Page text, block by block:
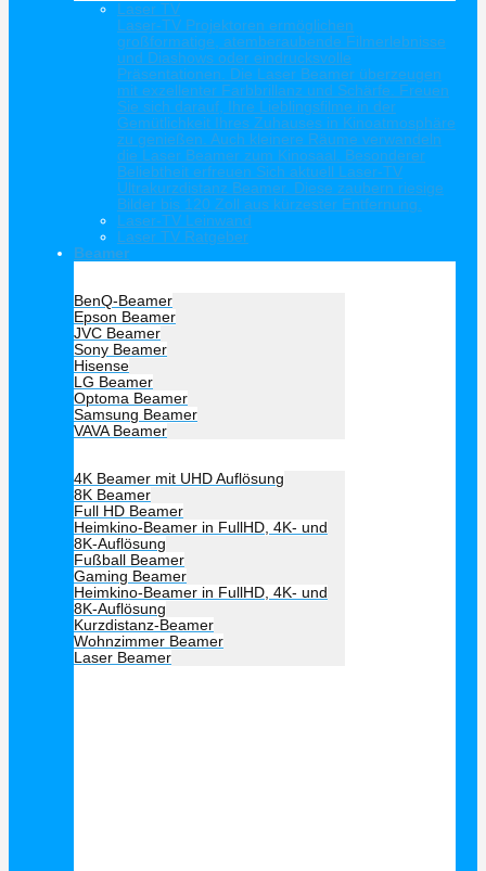
Laser TV
Laser-TV Projektoren ermöglichen
großformatige, atemberaubende Filmerlebnisse
und Diashows oder eindrucksvolle
Präsentationen. Die Laser Beamer überzeugen
mit exzellenter Farbbrillanz und Schärfe. Freuen
Sie sich darauf, Ihre Lieblingsfilme in der
Gemütlichkeit Ihres Zuhauses in Kinoatmosphäre
zu genießen. Auch kleinere Räume verwandeln
die Laser Beamer zum Kinosaal. Besonderer
Beliebtheit erfreuen Sich aktuell Laser-TV
Ultrakurzdistanz Beamer. Diese zaubern riesige
Bilder bis 120 Zoll aus kürzester Entfernung.
Laser-TV Leinwand
Laser TV Ratgeber
Beamer
BenQ-Beamer
Epson Beamer
JVC Beamer
Sony Beamer
Hisense
LG Beamer
Optoma Beamer
Samsung Beamer
VAVA Beamer
4K Beamer mit UHD Auflösung
8K Beamer
Full HD Beamer
Heimkino-Beamer in FullHD, 4K- und
8K-Auflösung
Fußball Beamer
Gaming Beamer
Heimkino-Beamer in FullHD, 4K- und
8K-Auflösung
Kurzdistanz-Beamer
Wohnzimmer Beamer
Laser Beamer